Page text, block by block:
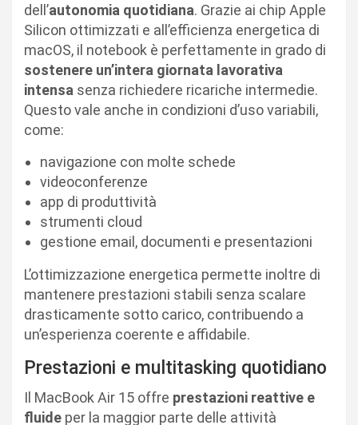
dell’autonomia quotidiana. Grazie ai chip Apple
Silicon ottimizzati e all’efficienza energetica di
macOS, il notebook è perfettamente in grado di
sostenere un’intera giornata lavorativa
intensa senza richiedere ricariche intermedie.
Questo vale anche in condizioni d’uso variabili,
come:
navigazione con molte schede
videoconferenze
app di produttività
strumenti cloud
gestione email, documenti e presentazioni
L’ottimizzazione energetica permette inoltre di
mantenere prestazioni stabili senza scalare
drasticamente sotto carico, contribuendo a
un’esperienza coerente e affidabile.
Prestazioni e multitasking quotidiano
Il MacBook Air 15 offre prestazioni reattive e
fluide per la maggior parte delle attività